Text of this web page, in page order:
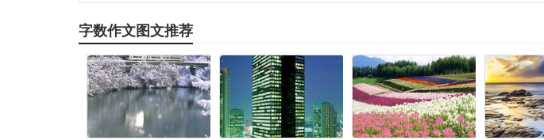
字数作文图文推荐